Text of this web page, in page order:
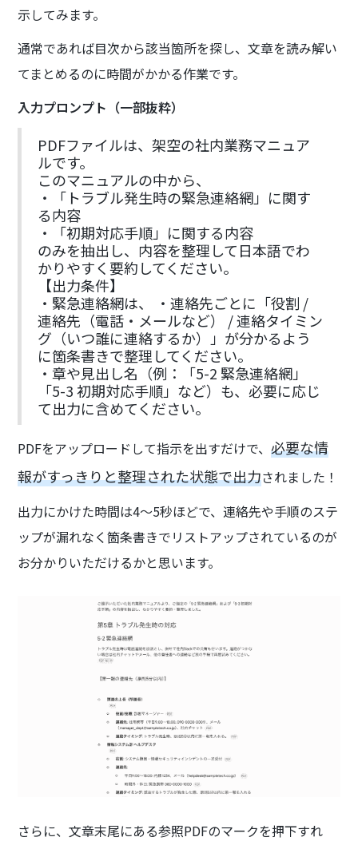
示してみます。
通常であれば目次から該当箇所を探し、文章を読み解い
てまとめるのに時間がかかる作業です。
入力プロンプト（一部抜粋）
PDFファイルは、架空の社内業務マニュア
ルです。
このマニュアルの中から、
・「トラブル発生時の緊急連絡網」に関す
る内容
・「初期対応手順」に関する内容
のみを抽出し、内容を整理して日本語でわ
かりやすく要約してください。
【出力条件】
・緊急連絡網は、 ・連絡先ごとに「役割 /
連絡先（電話・メールなど） / 連絡タイミン
グ（いつ誰に連絡するか）」が分かるよう
に箇条書きで整理してください。
・章や見出し名（例：「5-2 緊急連絡網」
「5-3 初期対応手順」など）も、必要に応じ
て出力に含めてください。
PDFをアップロードして指示を出すだけで、必要な情
報がすっきりと整理された状態で出力されました！
出力にかけた時間は4〜5秒ほどで、連絡先や手順のステ
ップが漏れなく箇条書きでリストアップされているのが
お分かりいただけるかと思います。
さらに、文章末尾にある参照PDFのマークを押下すれ